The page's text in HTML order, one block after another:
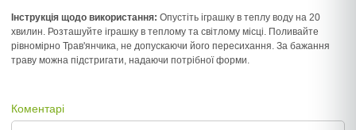
Інструкція щодо використання: Опустіть іграшку в теплу воду на 20
хвилин. Розташуйте іграшку в теплому та світлому місці. Поливайте
рівномірно Трав'янчика, не допускаючи його пересихання. За бажання
траву можна підстригати, надаючи потрібної форми.
Коментарі